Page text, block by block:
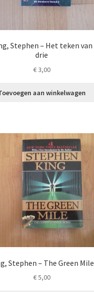
Stephen – Het teken van
drie
€3,00
aan winkelwagen
Stephen – The Green Mile
€5,00